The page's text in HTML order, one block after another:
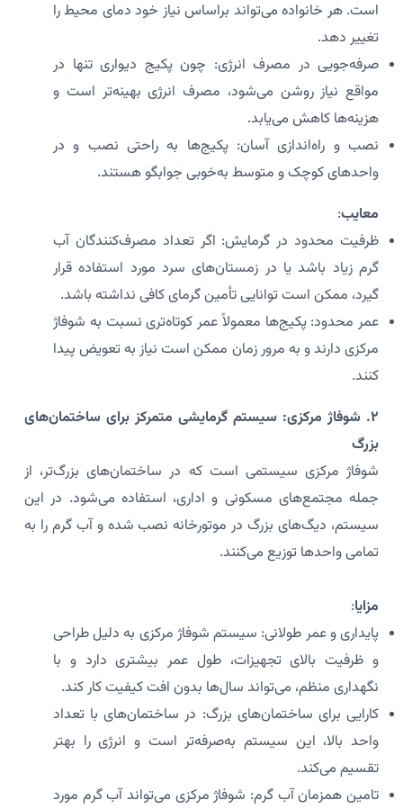
است. هر خانواده می‌تواند براساس نیاز خود دمای محیط را
تغییر دهد.
صرفه‌جویی در مصرف انرژی: چون پکیج دیواری تنها در
مواقع نیاز روشن می‌شود، مصرف انرژی بهینه‌تر است و
هزینه‌ها کاهش می‌یابد.
نصب و راه‌اندازی آسان: پکیج‌ها به راحتی نصب و در
واحدهای کوچک و متوسط به‌خوبی جوابگو هستند.
معایب:
ظرفیت محدود در گرمایش: اگر تعداد مصرف‌کنندگان آب
گرم زیاد باشد یا در زمستان‌های سرد مورد استفاده قرار
گیرد، ممکن است توانایی تأمین گرمای کافی نداشته باشد.
عمر محدود: پکیج‌ها معمولاً عمر کوتاه‌تری نسبت به شوفاژ
مرکزی دارند و به مرور زمان ممکن است نیاز به تعویض پیدا
کنند.
۲. شوفاژ مرکزی: سیستم گرمایشی متمرکز برای ساختمان‌های
بزرگ
شوفاژ مرکزی سیستمی است که در ساختمان‌های بزرگ‌تر، از
جمله مجتمع‌های مسکونی و اداری، استفاده می‌شود. در این
سیستم، دیگ‌های بزرگ در موتورخانه نصب شده و آب گرم را به
تمامی واحدها توزیع می‌کنند.
مزایا:
پایداری و عمر طولانی: سیستم شوفاژ مرکزی به دلیل طراحی
و ظرفیت بالای تجهیزات، طول عمر بیشتری دارد و با
نگهداری منظم، می‌تواند سال‌ها بدون افت کیفیت کار کند.
کارایی برای ساختمان‌های بزرگ: در ساختمان‌های با تعداد
واحد بالا، این سیستم به‌صرفه‌تر است و انرژی را بهتر
تقسیم می‌کند.
تامین همزمان آب گرم: شوفاژ مرکزی می‌تواند آب گرم مورد